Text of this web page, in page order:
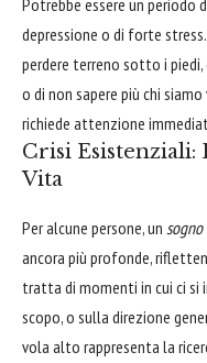
Potrebbe essere un periodo
depressione o di forte
perdere terreno sotto i piedi,
o di non sapere più chi
richiede attenzione
Crisi Esistenziali:
Vita
Per alcune persone, un
ancora più profonde,
tratta di momenti in cui ci si
scopo, o sulla direzione
vola alto rappresenta la